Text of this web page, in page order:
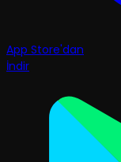
App Store'dan
İndir